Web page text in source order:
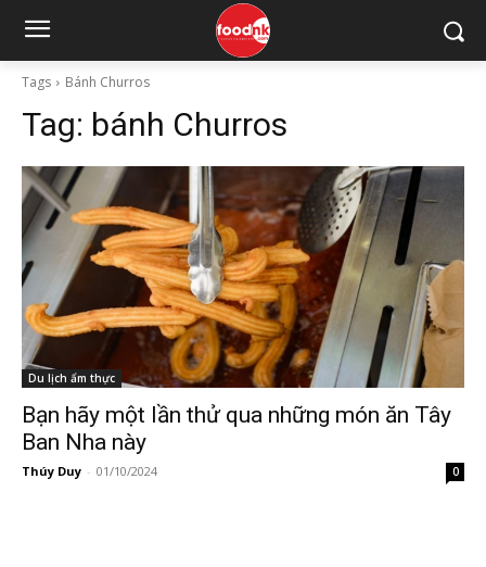
Tags Bánh Churros
Tag: bánh Churros
Du lịch ẩm thực
Bạn hãy một lần thử qua những món ăn Tây
Ban Nha này
Thúy Duy - 01/10/2024 0